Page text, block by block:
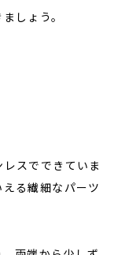
しょう。
スでできていま
る繊細なパーツ